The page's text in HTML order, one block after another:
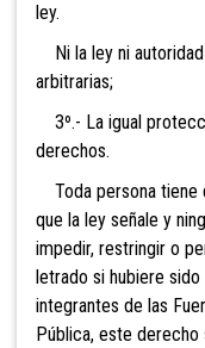
ley.
Ni la ley ni
arbitrarias;
3º.- La igual protecc
derechos.
Toda persona tiene
que la ley señale y
impedir, restringir o
letrado si hubiere
integrantes de las
Pública, este